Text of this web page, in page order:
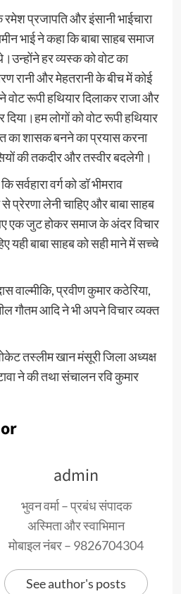
प्रजापति और इंसानी भाईचारा
भाई ने कहा कि बाबा साहब समाज
हर व्यस्क को वोट का
रानी और मेहतरानी के बीच में कोई
वोट रूपी हथियार दिलाकर राजा और
लोगों को वोट रूपी हथियार
का शासक बनने का प्रयास करना
की तकदीर और तस्वीर बदलेगी।
वर्ग को डॉ भीमराव
लेनी चाहिए और बाबा साहब
एक जुट होकर समाज के अंदर विचार
यही बाबा साहब को सही माने में सच्चे
वाल्मीकि, प्रवीण कुमार कठेरिया,
गौतम आदि ने भी अपने विचार व्यक्त
तस्लीम खान मंसूरी जिला अध्यक्ष
ने की तथा संचालन रवि कुमार
admin
भुवन वर्मा – प्रबंध संपादक
अस्मिता और स्वाभिमान
मोबाइल नंबर – 9826704304
See author's posts